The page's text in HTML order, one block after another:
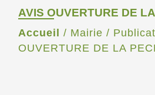
AVIS OUVERTURE DE
Accueil / Mairie /
OUVERTURE DE LA